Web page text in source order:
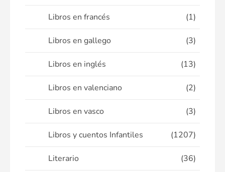
Libros en francés (1)
Libros en gallego (3)
Libros en inglés (13)
Libros en valenciano (2)
Libros en vasco (3)
Libros y cuentos Infantiles (1207)
Literario (36)